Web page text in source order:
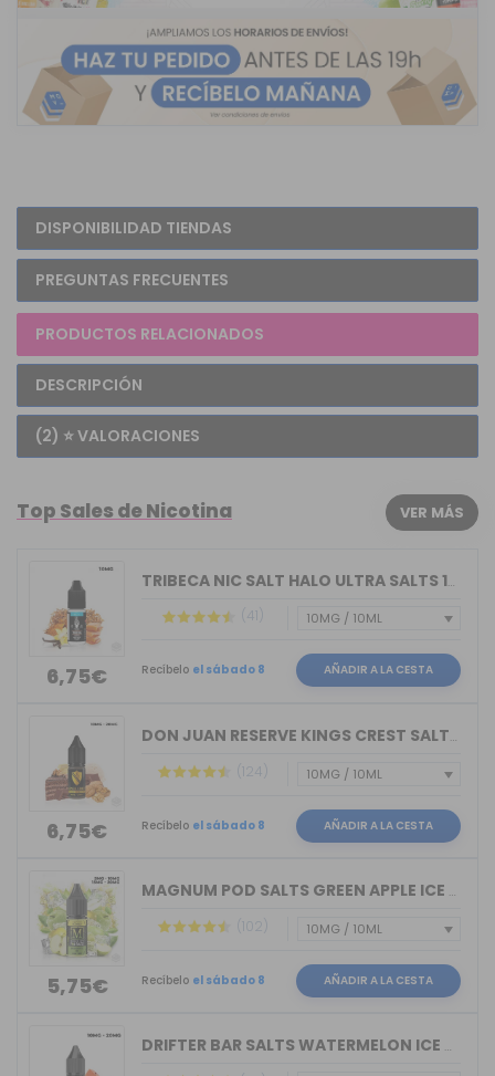
DISPONIBILIDAD TIENDAS
PREGUNTAS FRECUENTES
PRODUCTOS RELACIONADOS
DESCRIPCIÓN
(2) ⭐ VALORACIONES
Top Sales de Nicotina VER MÁS
6,75€
TRIBECA NIC SALT HALO ULTRA SALTS 10M...
(41)
Recíbelo el sábado 8 AÑADIR A LA CESTA
6,75€
DON JUAN RESERVE KINGS CREST SALTS 10ML
(124)
Recíbelo el sábado 8 AÑADIR A LA CESTA
5,75€
MAGNUM POD SALTS GREEN APPLE ICE 10ML
(102)
Recíbelo el sábado 8 AÑADIR A LA CESTA
DRIFTER BAR SALTS WATERMELON ICE JUIC...